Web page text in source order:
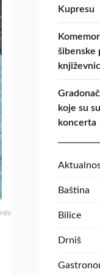
Kupresu
šibenske
koje su
koncerta
Baština
Bilice
Drniš